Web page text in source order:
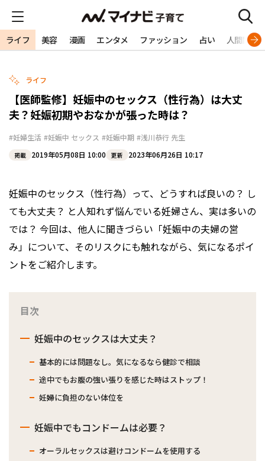
ライフ 美容 漫画 エンタメ ファッション 占い 人間関係
ライフ
【医師監修】妊娠中のセックス（性行為）は大丈
夫？妊娠初期やおなかが張った時は？
#妊婦生活 #妊娠中 セックス #妊娠中期 #浅川恭行 先生
掲載 2019年05月08日 10:00 更新 2023年06月26日 10:17
妊娠中のセックス（性行為）って、どうすれば良いの？ し
ても大丈夫？ と人知れず悩んでいる妊婦さん、実は多いの
では？ 今回は、他人に聞きづらい「妊娠中の夫婦の営
み」について、そのリスクにも触れながら、気になるポイ
ントをご紹介します。
目次
妊娠中のセックスは大丈夫？
基本的には問題なし。気になるなら健診で相談
途中でもお腹の強い張りを感じた時はストップ！
妊婦に負担のない体位を
妊娠中でもコンドームは必要？
オーラルセックスは避けコンドームを使用する